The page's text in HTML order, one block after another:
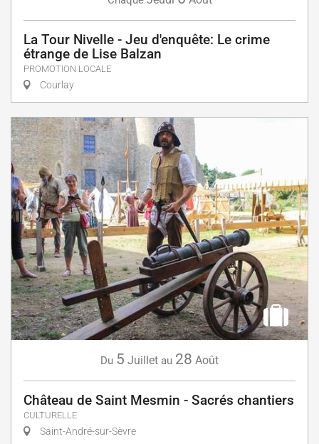
La Tour Nivelle - Jeu d'enquête: Le crime
étrange de Lise Balzan
PROMOTION LOCALE
Courlay
Du 5 Juillet au 28 Août
Château de Saint Mesmin - Sacrés chantiers
CULTURELLE
Saint-André-sur-Sèvre